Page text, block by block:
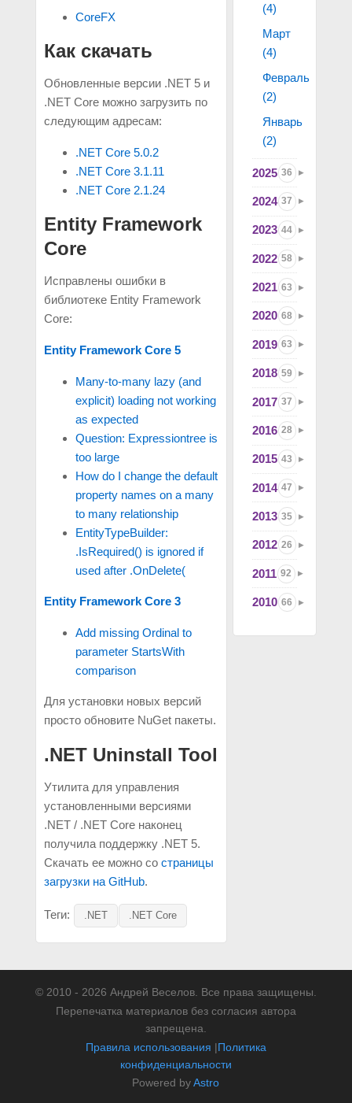
CoreFX
Как скачать
Обновленные версии .NET 5 и
.NET Core можно загрузить по
следующим адресам:
.NET Core 5.0.2
.NET Core 3.1.11
.NET Core 2.1.24
Entity Framework
Core
Исправлены ошибки в
библиотеке Entity Framework
Core:
Entity Framework Core 5
Many-to-many lazy (and
explicit) loading not working
as expected
Question: Expressiontree is
too large
How do I change the default
property names on a many
to many relationship
EntityTypeBuilder:
.IsRequired() is ignored if
used after .OnDelete(
Entity Framework Core 3
Add missing Ordinal to
parameter StartsWith
comparison
Для установки новых версий
просто обновите NuGet пакеты.
.NET Uninstall Tool
Утилита для управления
установленными версиями
.NET / .NET Core наконец
получила поддержку .NET 5.
Скачать ее можно со страницы
загрузки на GitHub.
Теги: .NET .NET Core
(4)
Март
(4)
Февраль
(2)
Январь
(2)
2025 36
2024 37
2023 44
2022 58
2021 63
2020 68
2019 63
2018 59
2017 37
2016 28
2015 43
2014 47
2013 35
2012 26
2011 92
2010 66
© 2010 - 2026 Андрей Веселов. Все права защищены.
Перепечатка материалов без согласия автора
запрещена.
Правила использования |Политика
конфиденциальности
Powered byAstro